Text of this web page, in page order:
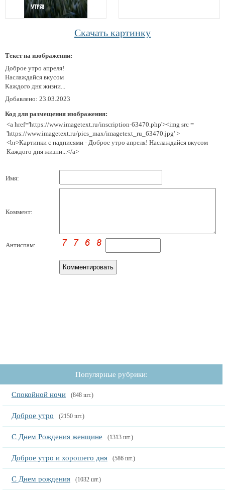
Скачать картинку
Текст на изображении:
Доброе утро апреля!
Наслаждайся вкусом
Каждого дня жизни...
Добавлено: 23.03.2023
Код для размещения изображения:
<a href='https://www.imagetext.ru/inscription-63470.php'><img src =
'https://www.imagetext.ru/pics_max/imagetext_ru_63470.jpg' >
<br>Картинки с надписями - Доброе утро апреля! Наслаждайся вкусом
Каждого дня жизни...</a>
Имя:
Коммент:
Антиспам:
Популярные рубрики:
Спокойной ночи (848 шт.)
Доброе утро (2150 шт.)
С Днем Рождения женщине (1313 шт.)
Доброе утро и хорошего дня (586 шт.)
С Днем рождения (1032 шт.)